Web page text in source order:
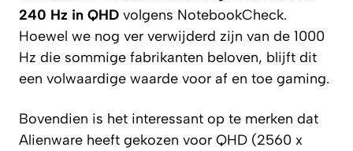
240 Hz in QHD volgens NotebookCheck.
Hoewel we nog ver verwijderd zijn van de 1000
Hz die sommige fabrikanten beloven, blijft dit
een volwaardige waarde voor af en toe gaming.
Bovendien is het interessant op te merken dat
Alienware heeft gekozen voor QHD (2560 x